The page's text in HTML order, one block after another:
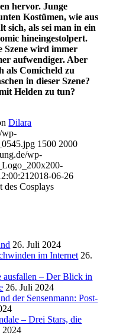
hervor. Junge
Kostümen, wie aus
sich, als sei man in ein
hineingestolpert.
Szene wird immer
aufwendiger. Aber
als Comicheld zu
in dieser Szene?
Helden zu tun?
Dilara
wp-
1500 2000
wp-
2018-06-26
des Cosplays
26. Juli 2024
im Internet 26.
ausfallen – Der Blick in
26. Juli 2024
der Sensenmann: Post-
– Drei Stars, die
2024